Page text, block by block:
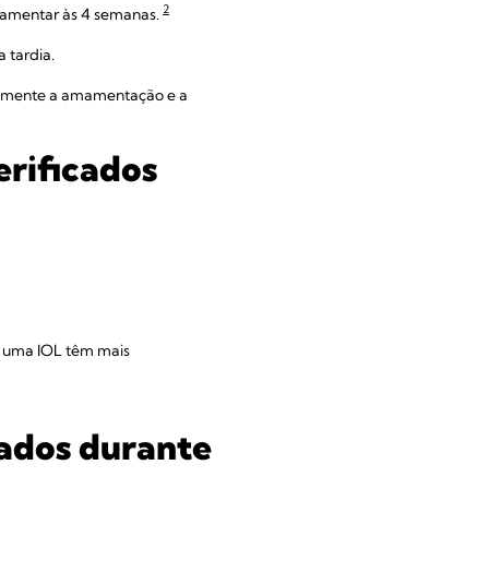
às 4 semanas. 2
tardia.
a amamentação e a
IOL têm mais
durante